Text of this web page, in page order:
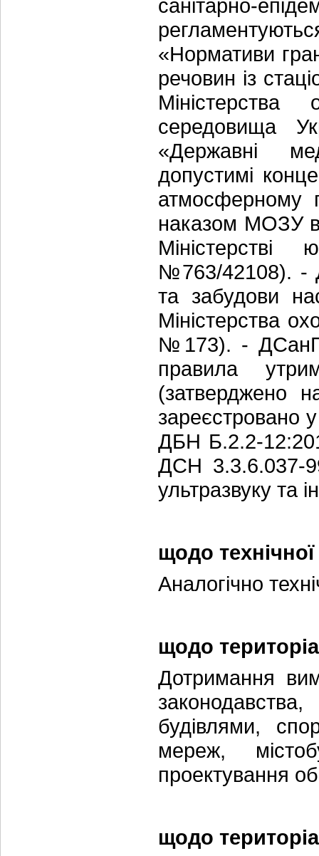
санітарно-
«Нормативи
речовин із
Міністерства
середовища
«Державні
допустимі
атмосферному
наказом МОЗУ
№763/42108). -
та забудови
Міністерства
№173). -
правила
(затверджено
зареєстровано
ДБН Б.2.2-
ДСН 3.3.6.037-
ультразвуку та
щодо
Аналогічно
щодо
Дотримання
будівлями,
мереж,
проектування
щодо